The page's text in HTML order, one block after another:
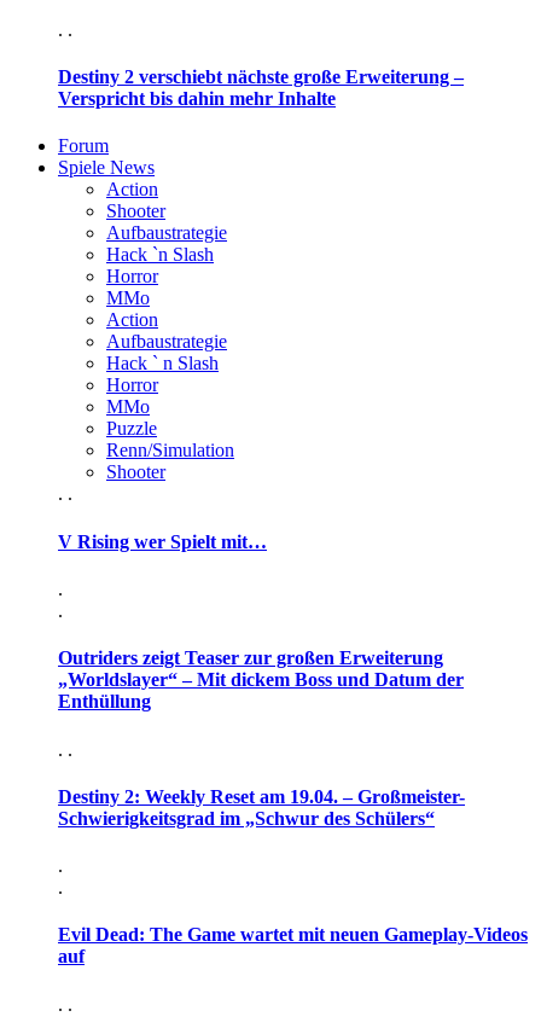
. .
Destiny 2 verschiebt nächste große Erweiterung –
Verspricht bis dahin mehr Inhalte
Forum
Spiele News
Action
Shooter
Aufbaustrategie
Hack `n Slash
Horror
MMo
Action
Aufbaustrategie
Hack ` n Slash
Horror
MMo
Puzzle
Renn/Simulation
Shooter
. .
V Rising wer Spielt mit…
.
.
Outriders zeigt Teaser zur großen Erweiterung
„Worldslayer“ – Mit dickem Boss und Datum der
Enthüllung
. .
Destiny 2: Weekly Reset am 19.04. – Großmeister-
Schwierigkeitsgrad im „Schwur des Schülers“
.
.
Evil Dead: The Game wartet mit neuen Gameplay-Videos
auf
. .